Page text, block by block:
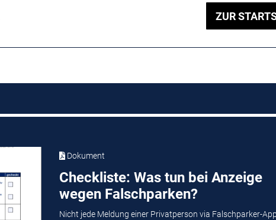
ZUR
Dokument
Checkliste: Was tun bei Anzeige
wegen Falschparken?
Nicht jede Meldung einer Privatperson via Falschparker-